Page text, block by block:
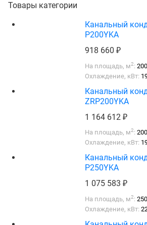
Товары категории
Канальный
P200YKA
918 660
На площадь, м2: 200
Охлаждение, кВт:
Канальный
ZRP200YKA
1 164 612
На площадь, м2: 200
Охлаждение, кВт:
Канальный
P250YKA
1 075 583
На площадь, м2: 250
Охлаждение, кВт: